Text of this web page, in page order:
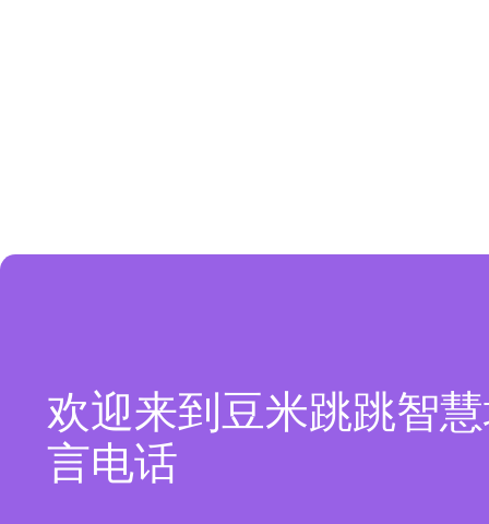
欢迎来到豆米跳跳智
言电话